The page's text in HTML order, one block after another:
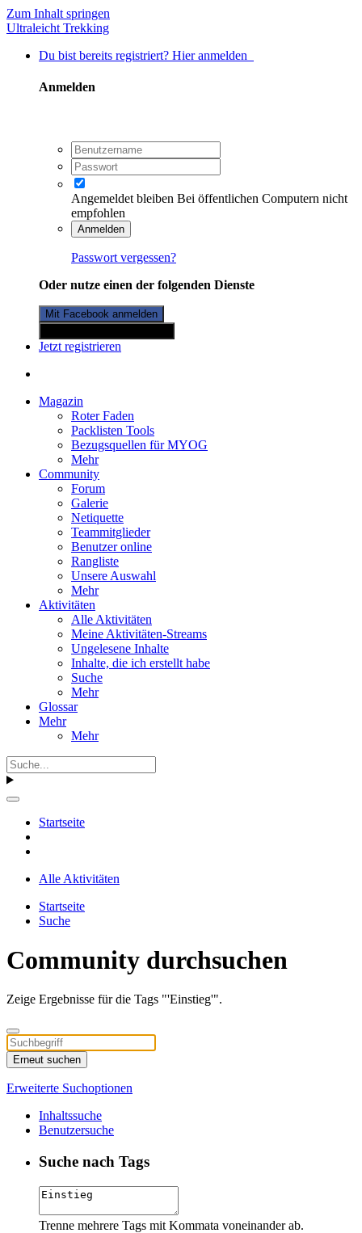
Zum Inhalt springen
Ultraleicht Trekking
Du bist bereits registriert? Hier anmelden
Anmelden
Angemeldet bleiben Bei öffentlichen Computern nicht
empfohlen
Anmelden
Passwort vergessen?
Oder nutze einen der folgenden Dienste
Mit Facebook anmelden
Jetzt registrieren
Magazin
Roter Faden
Packlisten Tools
Bezugsquellen für MYOG
Mehr
Community
Forum
Galerie
Netiquette
Teammitglieder
Benutzer online
Rangliste
Unsere Auswahl
Mehr
Aktivitäten
Alle Aktivitäten
Meine Aktivitäten-Streams
Ungelesene Inhalte
Inhalte, die ich erstellt habe
Suche
Mehr
Glossar
Mehr
Mehr
Startseite
Alle Aktivitäten
Startseite
Suche
Community durchsuchen
Zeige Ergebnisse für die Tags "'Einstieg'".
Erneut suchen
Erweiterte Suchoptionen
Inhaltssuche
Benutzersuche
Suche nach Tags
Trenne mehrere Tags mit Kommata voneinander ab.